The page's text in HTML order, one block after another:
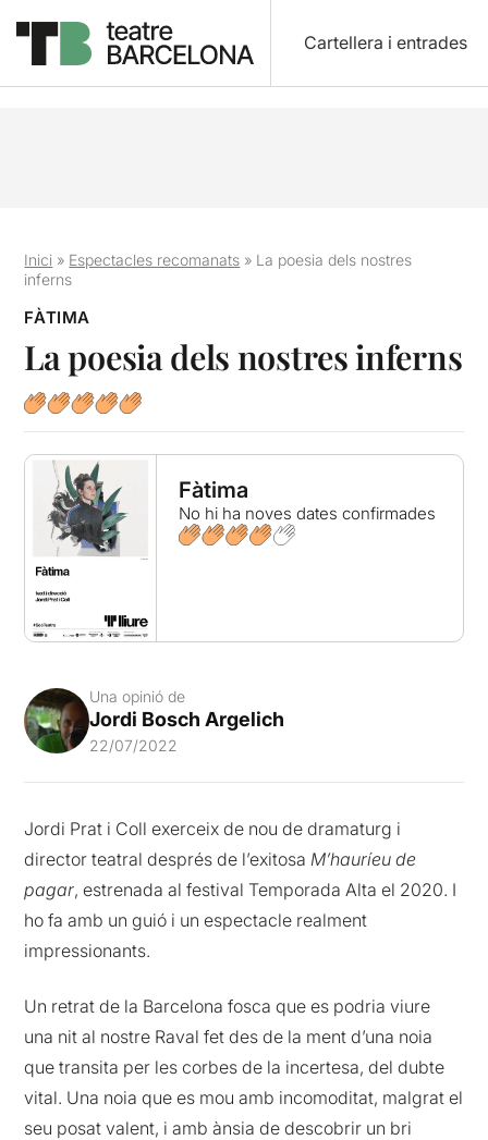
Cartellera i entrades
Inici » Espectacles recomanats » La poesia dels nostres
inferns
FÀTIMA
La poesia dels nostres inferns
Fàtima
No hi ha noves dates confirmades
Una opinió de
Jordi Bosch Argelich
22/07/2022
Jordi Prat i Coll exerceix de nou de dramaturg i
director teatral després de l’exitosaM’hauríeu de
pagar, estrenada al festival Temporada Alta el 2020. I
ho fa amb un guió i un espectacle realment
impressionants.
Un retrat de la Barcelona fosca que es podria viure
una nit al nostre Raval fet des de la ment d’una noia
que transita per les corbes de la incertesa, del dubte
vital. Una noia que es mou amb incomoditat, malgrat el
seu posat valent, i amb ànsia de descobrir un bri